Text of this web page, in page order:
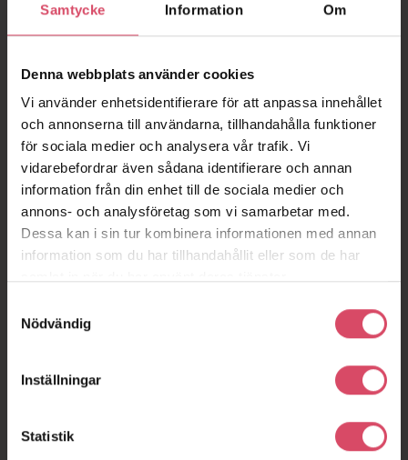
Samtycke Information Om
Denna webbplats använder cookies
Vi använder enhetsidentifierare för att anpassa innehållet
och annonserna till användarna, tillhandahålla funktioner
för sociala medier och analysera vår trafik. Vi
vidarebefordrar även sådana identifierare och annan
information från din enhet till de sociala medier och
annons- och analysföretag som vi samarbetar med.
Dessa kan i sin tur kombinera informationen med annan
information som du har tillhandahållit eller som de har
Nödvändig
Inställningar
Statistik